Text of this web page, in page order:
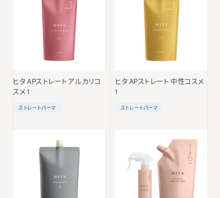
ヒタ APストレート アルカリコ
スメ 1​
ストレートパーマ
ヒタ APストレート 中性コスメ
1
ストレートパーマ